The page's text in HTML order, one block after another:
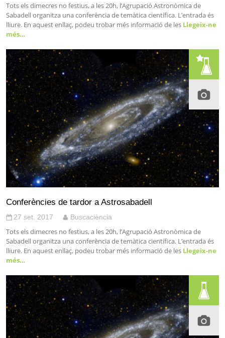
Tots els dimecres no festius, a les 20h, l’Agrupació Astronòmica de
Sabadell organitza una conferència de temàtica científica. L’entrada és
lliure. En aquest enllaç, podeu trobar més informació de les Llegeix-ne
més…
Conferències de tardor a Astrosabadell
27 set. 2017 Buscaciència
Tots els dimecres no festius, a les 20h, l’Agrupació Astronòmica de
Sabadell organitza una conferència de temàtica científica. L’entrada és
lliure. En aquest enllaç, podeu trobar més informació de les Llegeix-ne
més…